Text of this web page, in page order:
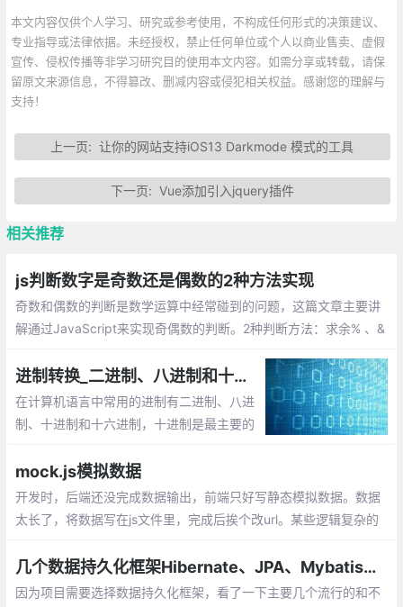
本文内容仅供个人学习、研究或参考使用，不构成任何形式的决策建议、
专业指导或法律依据。未经授权，禁止任何单位或个人以商业售卖、虚假
宣传、侵权传播等非学习研究目的使用本文内容。如需分享或转载，请保
留原文来源信息，不得篡改、删减内容或侵犯相关权益。感谢您的理解与
支持！
上一页:让你的网站支持iOS13 Darkmode 模式的工具
下一页: Vue添加引入jquery插件
相关推荐
js判断数字是奇数还是偶数的2种方法实现
奇数和偶数的判断是数学运算中经常碰到的问题，这篇文章主要讲
解通过JavaScript来实现奇偶数的判断。2种判断方法：求余% 、&
进制转换_二进制、八进制和十六进制数之间的转换
在计算机语言中常用的进制有二进制、八进
制、十进制和十六进制，十进制是最主要的
基数和运算规则。
mock.js模拟数据
开发时，后端还没完成数据输出，前端只好写静态模拟数据。数据
太长了，将数据写在js文件里，完成后挨个改url。某些逻辑复杂的
数据，要么编写更多代码，要么手动修改模拟数据
几个数据持久化框架Hibernate、JPA、Mybatis、JOOQ和JDBC Template的比较
因为项目需要选择数据持久化框架，看了一下主要几个流行的和不